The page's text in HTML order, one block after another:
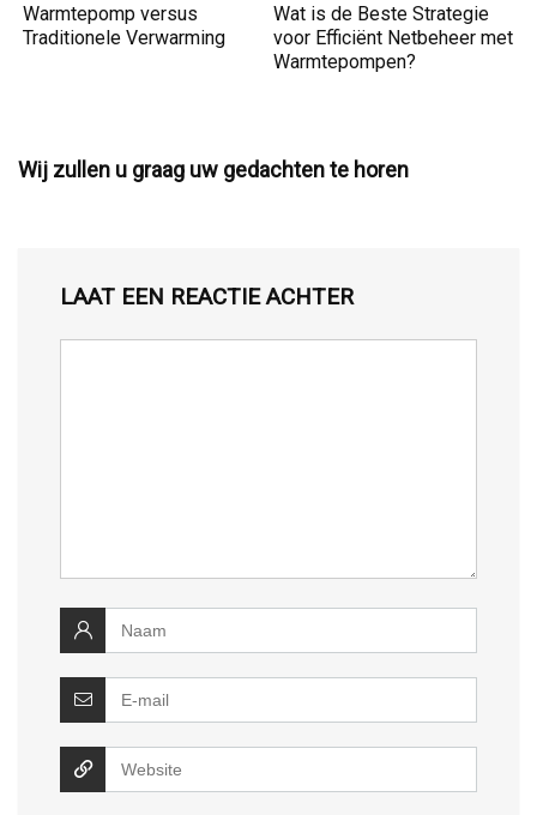
Warmtepomp versus
Traditionele Verwarming
Wat is de Beste Strategie
voor Efficiënt Netbeheer met
Warmtepompen?
Wij zullen u graag uw gedachten te horen
LAAT EEN REACTIE ACHTER